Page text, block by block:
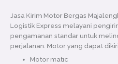
Jasa Kirim Motor Bergas
Logistik Express melayani
pengamanan standar untuk
perjalanan. Motor yang dapat
Motor matic